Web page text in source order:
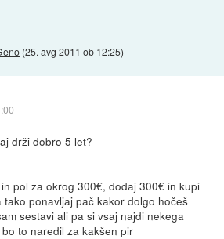
(25. avg 2011 ob 12:25)
drži dobro 5 let?
pol za okrog 300€, dodaj 300€ in kupi
ponavljaj pač kakor dolgo hočeš
sestavi ali pa si vsaj najdi nekega
to naredil za kakšen pir